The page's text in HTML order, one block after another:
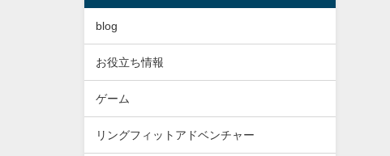
blog
お役立ち情報
ゲーム
リングフィットアドベンチャー